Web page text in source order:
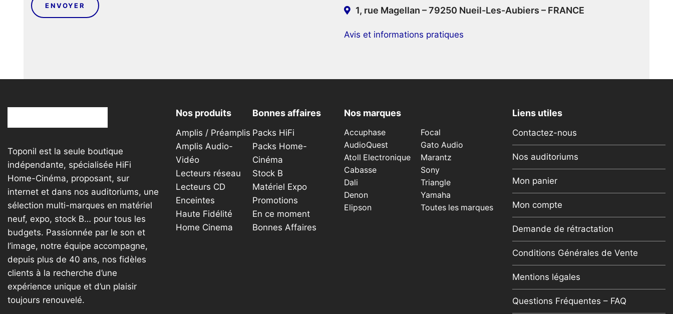
1, rue Magellan – 79250 Nueil-Les-Aubiers – FRANCE
Avis et informations pratiques
Toponil est la seule boutique
indépendante, spécialisée HiFi
Home-Cinéma, proposant, sur
internet et dans nos auditoriums, une
sélection multi-marques en matériel
neuf, expo, stock B… pour tous les
budgets. Passionnée par le son et
l’image, notre équipe accompagne,
depuis plus de 40 ans, nos fidèles
clients à la recherche d’une
expérience unique et d’un plaisir
toujours renouvelé.
Nos produits
Amplis / Préamplis
Amplis Audio-
Vidéo
Lecteurs réseau
Lecteurs CD
Enceintes
Haute Fidélité
Home Cinema
Bonnes affaires
Packs HiFi
Packs Home-
Cinéma
Stock B
Matériel Expo
Promotions
En ce moment
Bonnes Affaires
Nos marques
Accuphase
AudioQuest
Atoll Electronique
Cabasse
Dali
Denon
Elipson
Focal
Gato Audio
Marantz
Sony
Triangle
Yamaha
Toutes les marques
Liens utiles
Contactez-nous
Nos auditoriums
Mon panier
Mon compte
Demande de rétractation
Conditions Générales de Vente
Mentions légales
Questions Fréquentes – FAQ